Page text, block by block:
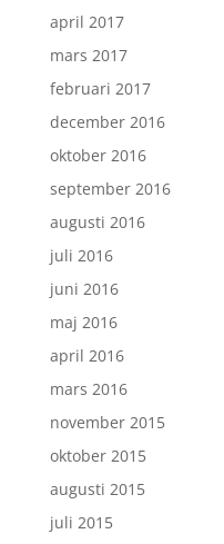
april 2017
mars 2017
februari 2017
december 2016
oktober 2016
september 2016
augusti 2016
juli 2016
juni 2016
maj 2016
april 2016
mars 2016
november 2015
oktober 2015
augusti 2015
juli 2015